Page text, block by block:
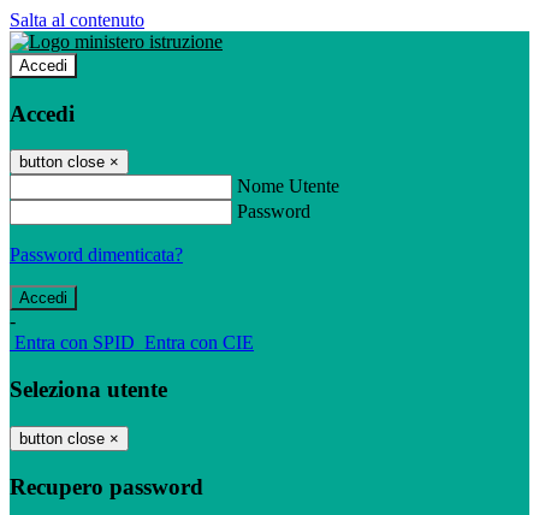
Salta al contenuto
Accedi
Accedi
button close ×
Nome Utente
Password
Password dimenticata?
-
Entra con SPID Entra con CIE
Seleziona utente
button close ×
Recupero password